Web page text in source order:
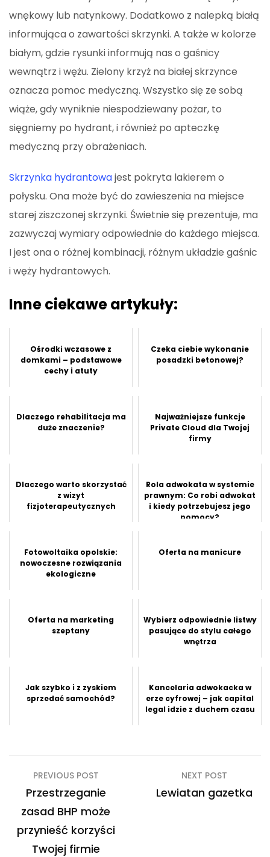
wnękowy lub natynkowy. Dodatkowo z nalepką białą
informująca o zawartości skrzynki. A także w kolorze
białym, gdzie rysunki informują nas o gaśnicy
wewnątrz i wężu. Zielony krzyż na białej skrzynce
oznacza pomoc medyczną. Wszystko się ze sobą
wiąże, gdy wyniknie niespodziewany pożar, to
sięgniemy po hydrant, i również po apteczkę
medyczną przy obrażeniach.
Skrzynka hydrantowajest pokryta lakierem o
połysku. Ona może być do zawieszenia na miejsce
starej ziszczonej skrzynki. Świetnie się prezentuje, ma
zazwyczaj wymiary odpowiednie do każdego miejsca.
I jest ona o różnej kombinacji, różnym układzie gaśnic
i węży hydrantowych.
Inne ciekawe artykuły:
Ośrodki wczasowe z
domkami – podstawowe
cechy i atuty
Czeka ciebie wykonanie
posadzki betonowej?
Dlaczego rehabilitacja ma
duże znaczenie?
Najważniejsze funkcje
Private Cloud dla Twojej
firmy
Dlaczego warto skorzystać
z wizyt
fizjoterapeutycznych
Rola adwokata w systemie
prawnym: Co robi adwokat
i kiedy potrzebujesz jego
pomocy?
Fotowoltaika opolskie:
nowoczesne rozwiązania
ekologiczne
Oferta na manicure
Oferta na marketing
szeptany
Wybierz odpowiednie listwy
pasujące do stylu całego
wnętrza
Jak szybko i z zyskiem
sprzedać samochód?
Kancelaria adwokacka w
erze cyfrowej – jak capital
legal idzie z duchem czasu
Nawigacja
wpisu
PREVIOUS POST
Przestrzeganie
zasad BHP może
przynieść korzyści
Twojej firmie
NEXT POST
Lewiatan gazetka